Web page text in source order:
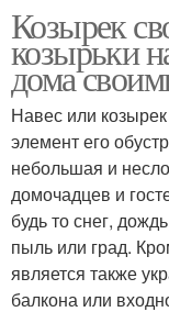
Козырек
козырьки
дома
Навес или
элемент его
небольшая и
домочадцев и
будь то снег,
пыль или град.
является также
балкона или